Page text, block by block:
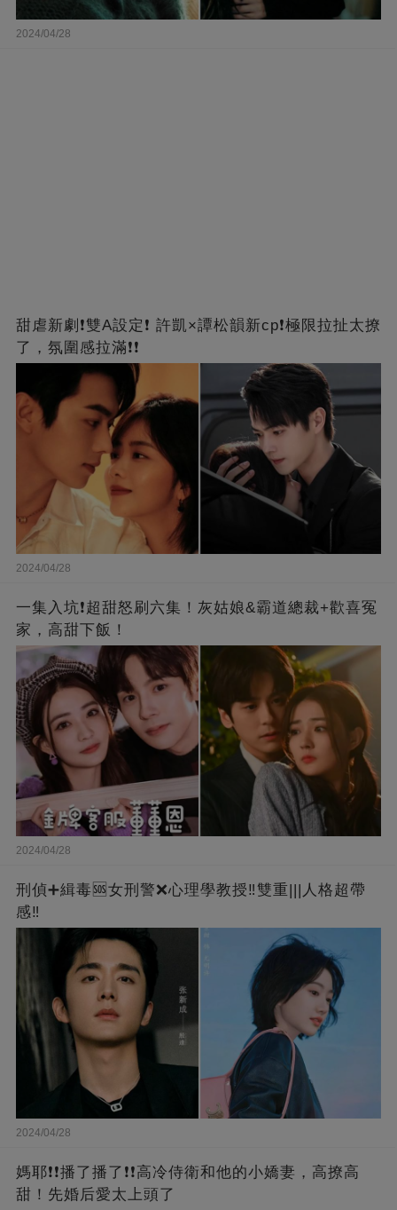
2024/04/28
甜虐新劇❗雙A設定❗ 許凱×譚松韻新cp❗️極限拉扯太撩
了，氛圍感拉滿❗❗
2024/04/28
一集入坑❗超甜怒刷六集！灰姑娘&霸道總裁+歡喜冤
家，高甜下飯！
2024/04/28
刑偵➕緝毒🆘女刑警❌心理學教授‼️雙重|||人格超帶
感‼️
2024/04/28
媽耶❗❗播了播了❗❗高冷侍衛和他的小嬌妻，高撩高
甜！先婚后愛太上頭了